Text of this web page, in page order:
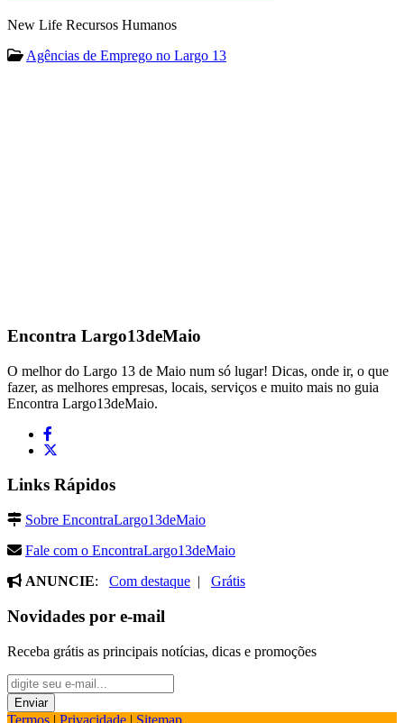
New Life Recursos Humanos
Agências de Emprego no Largo 13
Encontra Largo13deMaio
O melhor do Largo 13 de Maio num só lugar! Dicas, onde ir, o que
fazer, as melhores empresas, locais, serviços e muito mais no guia
Encontra Largo13deMaio.
Links Rápidos
Sobre EncontraLargo13deMaio
Fale com o EncontraLargo13deMaio
ANUNCIE: Com destaque | Grátis
Novidades por e-mail
Receba grátis as principais notícias, dicas e promoções
Termos | Privacidade | Sitemap